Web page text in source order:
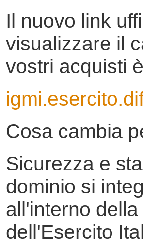
Il nuovo link
visualizzare il
vostri acquisti
Cosa cambia
Sicurezza e
dominio si
all'interno
dell'Esercito